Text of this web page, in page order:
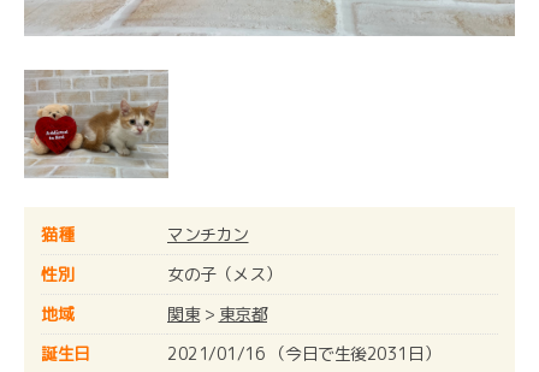
猫種
マンチカン
性別
女の子（メス）
地域
関東> 東京都
誕生日
2021/01/16 （今日で生後2031日）